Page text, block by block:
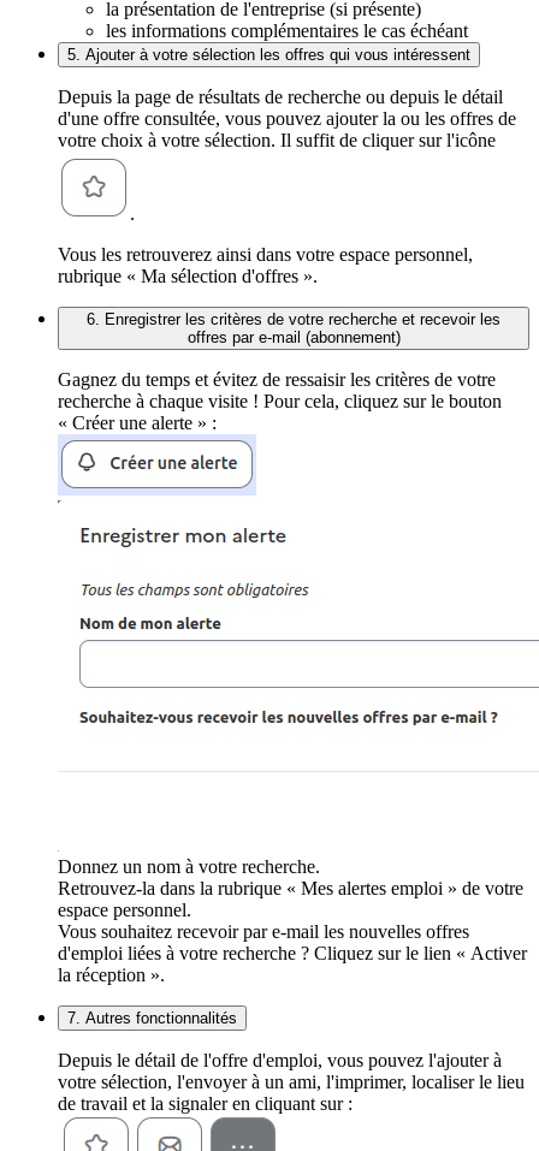
la présentation de l'entreprise (si présente)
les informations complémentaires le cas échéant
5. Ajouter à votre sélection les offres qui vous intéressent
Depuis la page de résultats de recherche ou depuis le détail
d'une offre consultée, vous pouvez ajouter la ou les offres de
votre choix à votre sélection. Il suffit de cliquer sur l'icône
.
Vous les retrouverez ainsi dans votre espace personnel,
rubrique « Ma sélection d'offres ».
6. Enregistrer les critères de votre recherche et recevoir les
offres par e-mail (abonnement)
Gagnez du temps et évitez de ressaisir les critères de votre
recherche à chaque visite ! Pour cela, cliquez sur le bouton
« Créer une alerte » :
Donnez un nom à votre recherche.
Retrouvez-la dans la rubrique « Mes alertes emploi » de votre
espace personnel.
Vous souhaitez recevoir par e-mail les nouvelles offres
d'emploi liées à votre recherche ? Cliquez sur le lien « Activer
la réception ».
7. Autres fonctionnalités
Depuis le détail de l'offre d'emploi, vous pouvez l'ajouter à
votre sélection, l'envoyer à un ami, l'imprimer, localiser le lieu
de travail et la signaler en cliquant sur :